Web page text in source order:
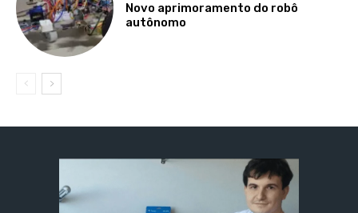
Novo aprimoramento do robô
autônomo